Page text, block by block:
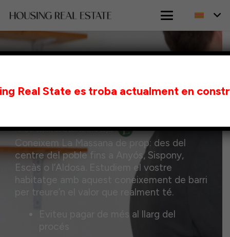
Vendre el vostre pis a La
Amb el suport de la consultoria Loyal
Coneixem La Massana de prop: des del
centre del poble fins a Anyós, Sispony,
Escàs o l’Aldosa. Estudiem el vostre
habitatge amb aquest coneixement de barri
per treure’n el valor que realment té.
Eviteu pagar de més al llarg del
Real State es troba actualment en